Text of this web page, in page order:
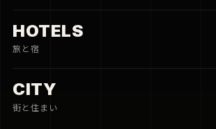
HOTELS
旅と宿
CITY
街と住まい